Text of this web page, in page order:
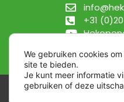
+31
We gebruiken cookies
site te bieden.
Je kunt meer informatie
gebruiken of deze